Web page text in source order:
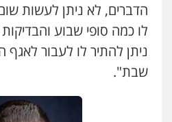
הדברים, לא ניתן לעשות שום
לו כמה סופי שבוע
ניתן להתיר לו לעבור לאגף
שבת".
עו"ד רונן בנדל
משפט פלילי
0524282442
כבריאן, מזר –
מעצרים